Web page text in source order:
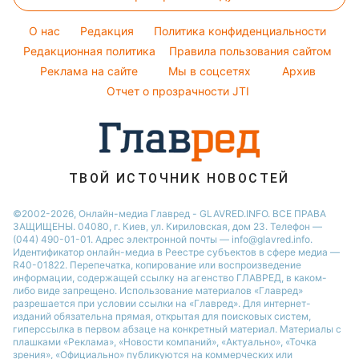
Новости Одессы
Погода на завтра
Пылевая буря
Красивый маникюр
Модные ошибки
Новости моды
Советы от Андре Тана
O нас Редакция
Политика конфиденциальности
Редакционная политика
Правила пользования сайтом
Реклама на сайте
Мы в соцсетях
Архив
Отчет о прозрачности JTI
ТВОЙ ИСТОЧНИК НОВОСТЕЙ
©2002-2026, Онлайн-медиа Главред - GLAVRED.INFO. ВСЕ ПРАВА
ЗАЩИЩЕНЫ. 04080, г. Киев, ул. Кириловская, дом 23. Телефон —
(044) 490-01-01. Адрес электронной почты — info@glavred.info.
Идентификатор онлайн-медиа в Реестре cубъектов в сфере медиа —
R40-01822. Перепечатка, копирование или воспроизведение
информации, содержащей ссылку на агенство ГЛАВРЕД, в каком-
либо виде запрещено. Использование материалов «Главред»
разрешается при условии ссылки на «Главред». Для интернет-
изданий обязательна прямая, открытая для поисковых систем,
гиперссылка в первом абзаце на конкретный материал. Материалы с
плашками «Реклама», «Новости компаний», «Актуально», «Точка
зрения», «Официально» публикуются на коммерческих или